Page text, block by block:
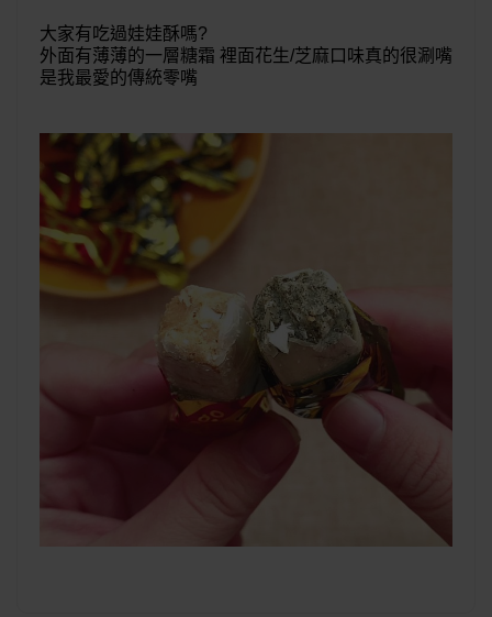
大家有吃過娃娃酥嗎?
外面有薄薄的一層糖霜 裡面花生/芝麻口味真的很涮嘴
是我最愛的傳統零嘴